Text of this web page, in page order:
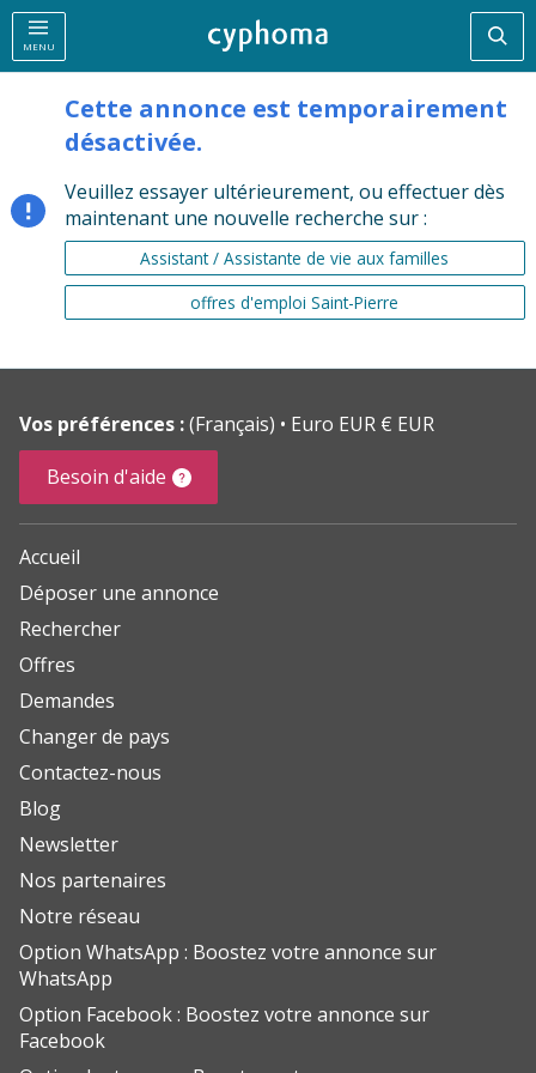
MENU
Cette annonce est temporairement
désactivée.
Veuillez essayer ultérieurement, ou effectuer dès
maintenant une nouvelle recherche sur :
Assistant / Assistante de vie aux familles
offres d'emploi Saint-Pierre
Vos préférences :(Français)
Euro EUR € EUR
Besoin d'aide
Accueil
Déposer une annonce
Rechercher
Offres
Demandes
Changer de pays
Contactez-nous
Blog
Newsletter
Nos partenaires
Notre réseau
Option WhatsApp : Boostez votre annonce sur
WhatsApp
Option Facebook : Boostez votre annonce sur
Facebook